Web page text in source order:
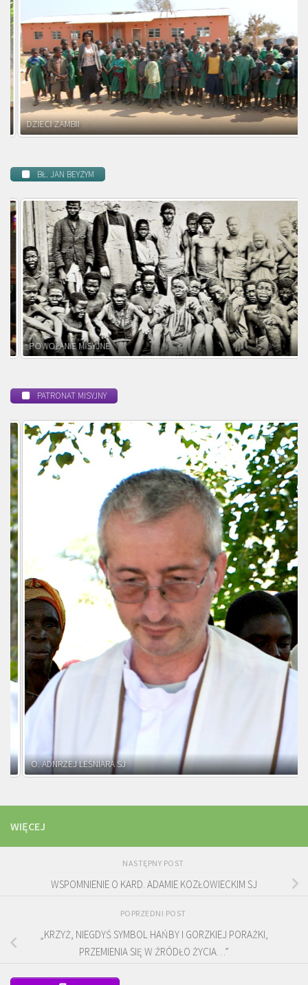
DZIECI ZAMBII
BŁ. JAN BEYZYM
POWOŁANIE MISYJNE
PATRONAT MISYJNY
O. ADNRZEJ LEŚNIARA SJ
WIĘCEJ
NASTĘPNY POST
WSPOMNIENIE O KARD. ADAMIE KOZŁOWIECKIM SJ
POPRZEDNI POST
„KRZYŻ, NIEGDYŚ SYMBOL HAŃBY I GORZKIEJ PORAŻKI,
PRZEMIENIA SIĘ W ŹRÓDŁO ŻYCIA…”